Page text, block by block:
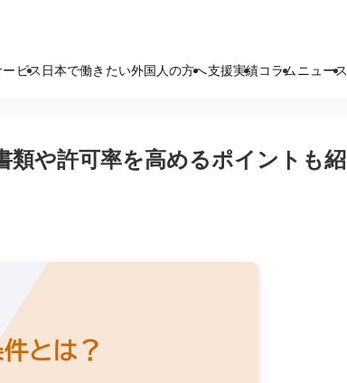
ービス 日本で働きたい外国人の方へ支援実績コラムニュース
類や許可率を高めるポイントも紹